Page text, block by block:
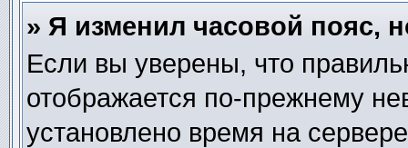
» Я изменил часовой пояс,
Если вы уверены, что
отображается по-прежнему
установлено время на